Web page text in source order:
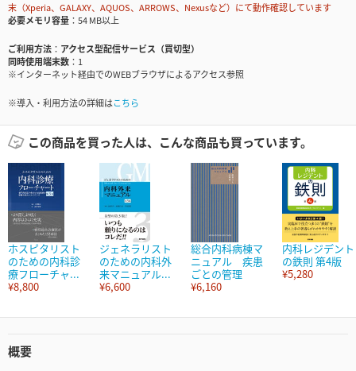
末（Xperia、GALAXY、AQUOS、ARROWS、Nexusなど）にて動作確認しています
必要メモリ容量
54 MB以上
ご利用方法
アクセス型配信サービス（買切型）
同時使用端末数
1
※インターネット経由でのWEBブラウザによるアクセス参照
※導入・利用方法の詳細はこちら
この商品を買った人は、こんな商品も買っています。
ホスピタリスト
のための内科診
療フローチャ...
¥8,800
ジェネラリスト
のための内科外
来マニュアル...
¥6,600
総合内科病棟マ
ニュアル 疾患
ごとの管理
¥6,160
内科レジデント
の鉄則 第4版
¥5,280
概要